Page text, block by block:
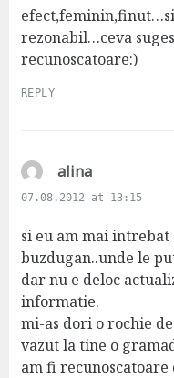
rezonabil…ceva
recunoscatoare:)
REPLY
alinas
a
s
:
07.08.2012 at 13:15
si eu am mai
buzdugan..unde le
dar nu e deloc
informatie.
mi-as dori o rochie
vazut la tine o
am fi recunoscatoare